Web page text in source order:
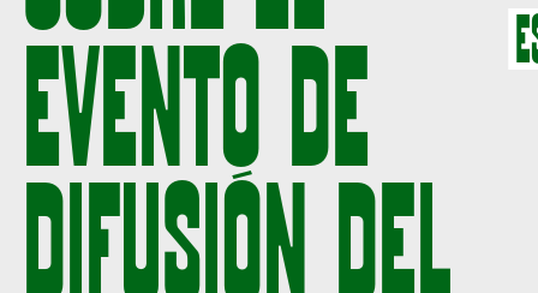
EVENTO DE
DIFUSIÓN DEL